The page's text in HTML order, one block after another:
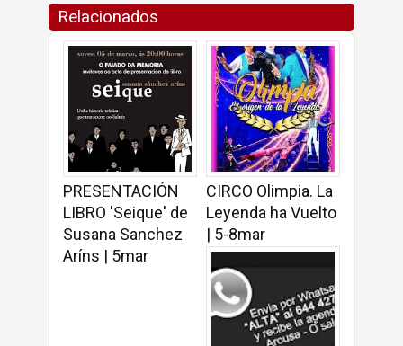
Relacionados
PRESENTACIÓN
LIBRO 'Seique' de
Susana Sanchez
Aríns | 5mar
CIRCO Olimpia. La
Leyenda ha Vuelto
| 5-8mar